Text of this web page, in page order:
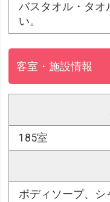
バスタオル・タオ
い。
客室・施設情報
185室
ボディソープ、シ